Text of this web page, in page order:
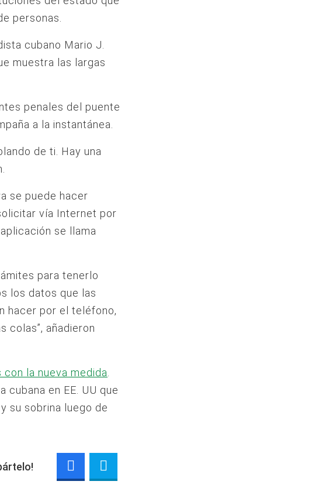
personas.
cubano Mario J.
muestra las largas
penales del puente
a la instantánea.
de ti. Hay una
se puede hacer
vía Internet por
se llama
para tenerlo
los datos que las
hacer por el teléfono,
colas”, añadieron
la nueva medida
cubana en EE. UU que
su sobrina luego de